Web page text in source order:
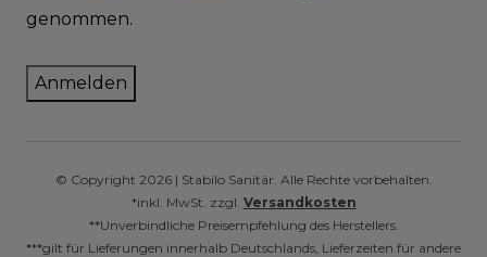
genommen.
Anmelden
© Copyright 2026 | Stabilo Sanitär. Alle Rechte vorbehalten.
*inkl. MwSt. zzgl. Versandkosten
**Unverbindliche Preisempfehlung des Herstellers.
***gilt für Lieferungen innerhalb Deutschlands, Lieferzeiten für andere